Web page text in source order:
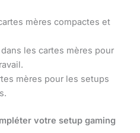
mères compactes et
les cartes mères pour
mères pour les setups
votre setup gaming